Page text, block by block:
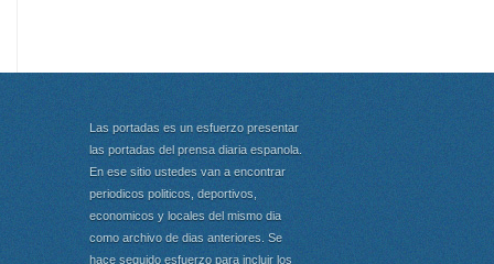
Las portadas es un esfuerzo presentar
las portadas del prensa diaria espanola.
En ese sitio ustedes van a encontrar
periodicos politicos, deportivos,
economicos y locales del mismo dia
como archivo de dias anteriores. Se
hace seguido esfuerzo para incluir los